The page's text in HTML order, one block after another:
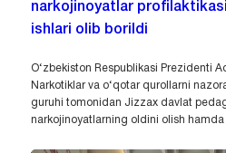
narkojinoyatlar profilaktikasi
ishlari olib borildi
O‘zbekiston Respublikasi Prezidenti
Narkotiklar va o‘qotar qurollarni
guruhi tomonidan Jizzax davlat
narkojinoyatlarning oldini olish